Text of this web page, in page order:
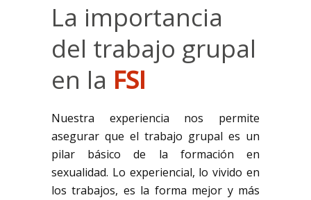
La importancia
del trabajo grupal
en la FSI
Nuestra experiencia nos permite
asegurar que el trabajo grupal es un
pilar básico de la formación en
sexualidad. Lo experiencial, lo vivido en
los trabajos, es la forma mejor y más